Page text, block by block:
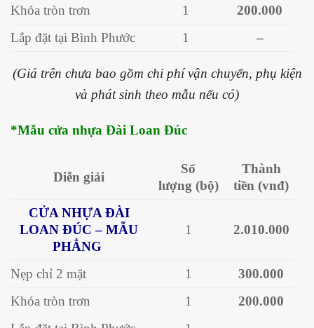
Khóa tròn trơn
1
200.000
Lắp đặt tại Bình Phước
1 –
(Giá trên chưa bao gồm chi phí vận chuyển, phụ kiện
và phát sinh theo mẫu nếu có)
*Mẫu cửa nhựa Đài Loan Đúc
Diễn giải
Số
lượng (bộ)
Thành
tiền (vnđ)
CỬA NHỰA ĐÀI
LOAN ĐÚC – MẪU
PHẲNG
1 2.010.000
Nẹp chỉ 2 mặt 1
300.000
Khóa tròn trơn
1
200.000